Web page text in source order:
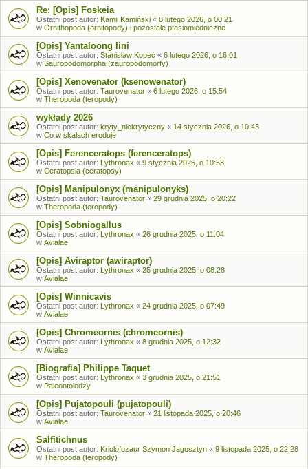
Re: [Opis] Foskeia
Ostatni post autor: Kamil Kamiński « 8 lutego 2026, o 00:21
w Ornithopoda (ornitopody) i pozostałe ptasiomiedniczne
[Opis] Yantaloong lini
Ostatni post autor: Stanisław Kopeć « 6 lutego 2026, o 16:01
w Sauropodomorpha (zauropodomorfy)
[Opis] Xenovenator (ksenowenator)
Ostatni post autor: Taurovenator « 6 lutego 2026, o 15:54
w Theropoda (teropody)
wykłady 2026
Ostatni post autor: kryty_niekrytyczny « 14 stycznia 2026, o 10:43
w Co w skałach eroduje
[Opis] Ferenceratops (ferenceratops)
Ostatni post autor: Lythronax « 9 stycznia 2026, o 10:58
w Ceratopsia (ceratopsy)
[Opis] Manipulonyx (manipulonyks)
Ostatni post autor: Taurovenator « 29 grudnia 2025, o 20:22
w Theropoda (teropody)
[Opis] Sobniogallus
Ostatni post autor: Lythronax « 26 grudnia 2025, o 11:04
w Avialae
[Opis] Aviraptor (awiraptor)
Ostatni post autor: Lythronax « 25 grudnia 2025, o 08:28
w Avialae
[Opis] Winnicavis
Ostatni post autor: Lythronax « 24 grudnia 2025, o 07:49
w Avialae
[Opis] Chromeornis (chromeornis)
Ostatni post autor: Lythronax « 8 grudnia 2025, o 12:32
w Avialae
[Biografia] Philippe Taquet
Ostatni post autor: Lythronax « 3 grudnia 2025, o 21:51
w Paleontolodzy
[Opis] Pujatopouli (pujatopouli)
Ostatni post autor: Taurovenator « 21 listopada 2025, o 20:46
w Avialae
Salfitichnus
Ostatni post autor: Kriolofozaur Szymon Jagusztyn « 9 listopada 2025, o 22:28
w Theropoda (teropody)